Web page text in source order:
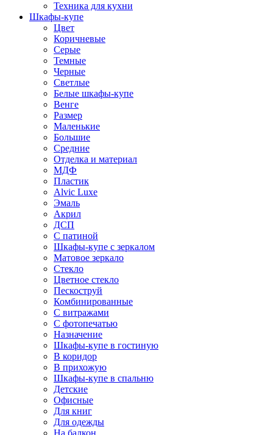
Техника для кухни
Шкафы-купе
Цвет
Коричневые
Серые
Темные
Черные
Светлые
Белые шкафы-купе
Венге
Размер
Маленькие
Большие
Средние
Отделка и материал
МДФ
Пластик
Alvic Luxe
Эмаль
Акрил
ДСП
С патиной
Шкафы-купе с зеркалом
Матовое зеркало
Стекло
Цветное стекло
Пескоструй
Комбинированные
С витражами
С фотопечатью
Назначение
Шкафы-купе в гостиную
В коридор
В прихожую
Шкафы-купе в спальню
Детские
Офисные
Для книг
Для одежды
На балкон